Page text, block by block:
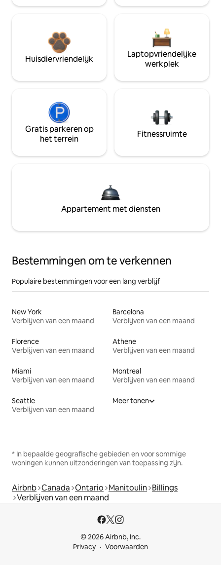
Huisdiervriendelijk
Laptopvriendelijke
werkplek
Gratis parkeren op
het terrein
Fitnessruimte
Appartement met diensten
Bestemmingen om te verkennen
Populaire bestemmingen voor een lang verblijf
New York
Verblijven van een maand
Barcelona
Verblijven van een maand
Florence
Verblijven van een maand
Athene
Verblijven van een maand
Miami
Verblijven van een maand
Montreal
Verblijven van een maand
Seattle
Verblijven van een maand
Meer tonen
* In bepaalde geografische gebieden en voor sommige
woningen kunnen uitzonderingen van toepassing zijn.
Airbnb Canada Ontario Manitoulin Billings
Verblijven van een maand
© 2026 Airbnb, Inc.
Privacy
Voorwaarden